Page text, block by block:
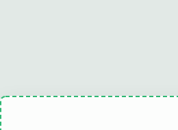
tulipbet güncel